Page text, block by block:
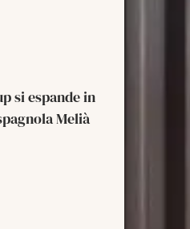
si espande in
Melià